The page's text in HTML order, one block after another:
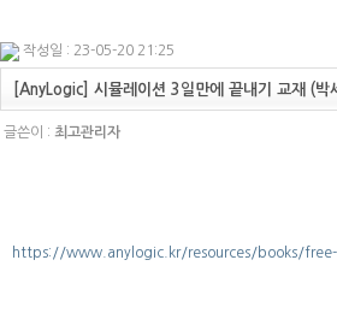
작성일 : 23-05-20 21:25
[AnyLogic] 시뮬레이션 3일만에 끝내기 교재 (박
글쓴이 : 최고관리자
https://www.anylogic.kr/resources/books/